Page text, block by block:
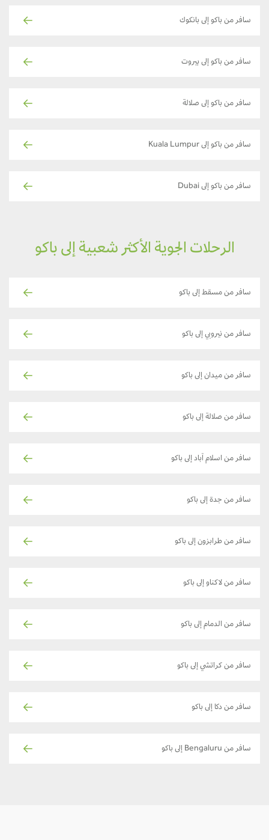
سافر من باكو إلى بانكوك
سافر من باكو إلى بيروت
سافر من باكو إلى صلالة
سافر من باكو إلى Kuala Lumpur
سافر من باكو إلى Dubai
الرحلات الجوية الأكثر شعبية إلى باكو
سافر من مسقط إلى باكو
سافر من نيروبي إلى باكو
سافر من ميدان إلى باكو
سافر من صلالة إلى باكو
سافر من اسلام آباد إلى باكو
سافر من جدة إلى باكو
سافر من طرابزون إلى باكو
سافر من لاكناو إلى باكو
سافر من الدمام إلى باكو
سافر من كراتشي إلى باكو
سافر من دكا إلى باكو
سافر من Bengaluru إلى باكو